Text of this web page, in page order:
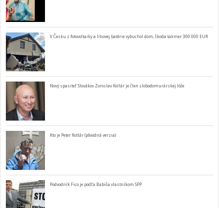
V Česku z fotovoltaiky a lítiovej batérie vybuchol dom, škoda takmer 300 000 EUR
Nový spasiteľ Slovákov Zoroslav Kollár je člen slobodomurárskej lóže
Kto je Peter Kotlár (pôvodná verzia)
Podvodník Fico je podľa Babiša vlastníkom SPP